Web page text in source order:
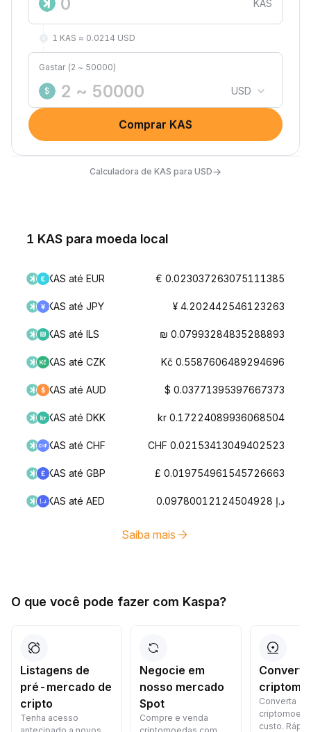
KAS
1 KAS ≈ 0.0214 USD
Gastar (2 ~ 50000)
$ USD
Comprar KAS
Calculadora de KAS para USD→
1 KAS para moeda local
KAS até EUR € 0.023037263075111385
KAS até JPY ¥ 4.202442546123263
KAS até ILS ₪ 0.07993284835288893
KAS até CZK Kč 0.5587606489294696
KAS até AUD $ 0.03771395397667373
KAS até DKK kr 0.17224089936068504
KAS até CHF CHF 0.02153413049402523
KAS até GBP £ 0.019754961545726663
KAS até AED د.إ 0.09780012124504928
Saiba mais
O que você pode fazer com Kaspa?
Listagens de
pré-mercado de
cripto
Tenha acesso
Negocie em
nosso mercado
Spot
Compre e venda
Converta
custo.